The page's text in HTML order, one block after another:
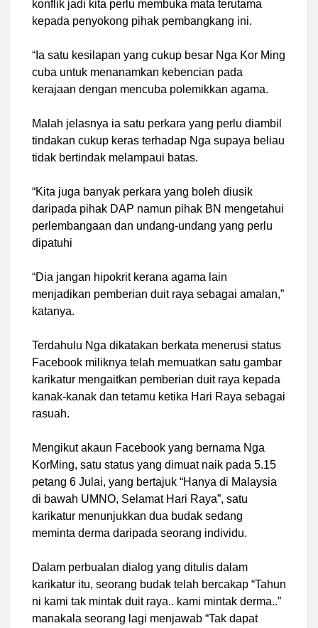
konflik jadi kita perlu membuka mata terutama
kepada penyokong pihak pembangkang ini.
“Ia satu kesilapan yang cukup besar Nga Kor Ming
cuba untuk menanamkan kebencian pada
kerajaan dengan mencuba polemikkan agama.
Malah jelasnya ia satu perkara yang perlu diambil
tindakan cukup keras terhadap Nga supaya beliau
tidak bertindak melampaui batas.
“Kita juga banyak perkara yang boleh diusik
daripada pihak DAP namun pihak BN mengetahui
perlembangaan dan undang-undang yang perlu
dipatuhi
“Dia jangan hipokrit kerana agama lain
menjadikan pemberian duit raya sebagai amalan,”
katanya.
Terdahulu Nga dikatakan berkata menerusi status
Facebook miliknya telah memuatkan satu gambar
karikatur mengaitkan pemberian duit raya kepada
kanak-kanak dan tetamu ketika Hari Raya sebagai
rasuah.
Mengikut akaun Facebook yang bernama Nga
KorMing, satu status yang dimuat naik pada 5.15
petang 6 Julai, yang bertajuk “Hanya di Malaysia
di bawah UMNO, Selamat Hari Raya”, satu
karikatur menunjukkan dua budak sedang
meminta derma daripada seorang individu.
Dalam perbualan dialog yang ditulis dalam
karikatur itu, seorang budak telah bercakap “Tahun
ni kami tak mintak duit raya.. kami mintak derma..”
manakala seorang lagi menjawab “Tak dapat